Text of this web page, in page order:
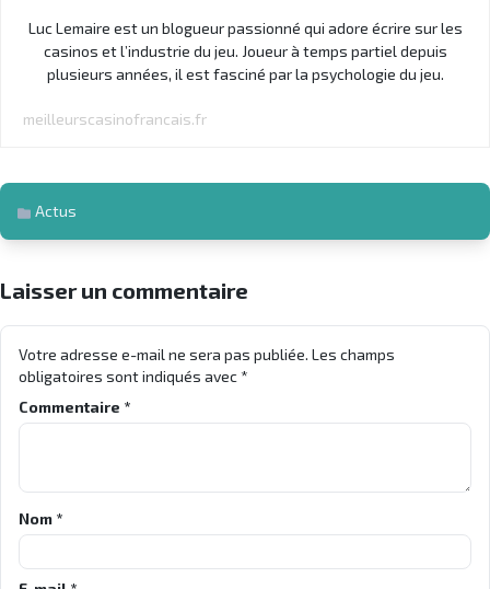
Luc Lemaire est un blogueur passionné qui adore écrire sur les
casinos et l’industrie du jeu. Joueur à temps partiel depuis
plusieurs années, il est fasciné par la psychologie du jeu.
meilleurscasinofrancais.fr
Actus
Laisser un commentaire
Votre adresse e-mail ne sera pas publiée. Les champs
obligatoires sont indiqués avec*
Commentaire *
Nom *